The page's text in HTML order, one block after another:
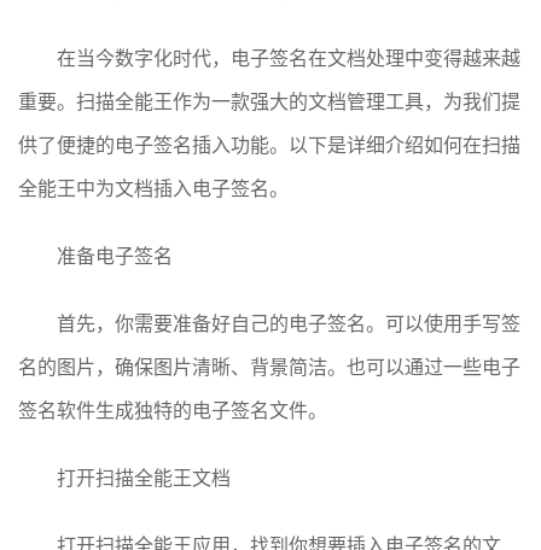
在当今数字化时代，电子签名在文档处理中变得越来越
重要。扫描全能王作为一款强大的文档管理工具，为我们提
供了便捷的电子签名插入功能。以下是详细介绍如何在扫描
全能王中为文档插入电子签名。
准备电子签名
首先，你需要准备好自己的电子签名。可以使用手写签
名的图片，确保图片清晰、背景简洁。也可以通过一些电子
签名软件生成独特的电子签名文件。
打开扫描全能王文档